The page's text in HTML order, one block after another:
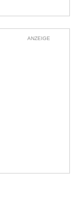
ANZEIGE